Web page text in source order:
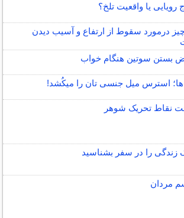
رویایی یا واقعیت تلخ؟
درمورد سقوط از ارتفاع و آسیب دیدن
بستن سوتین هنگام خواب
ها؛ استرس میل جنسی تان را میکُشد!
نقاط تحریک شوهر
زندگی را در سفر بشناسید
مردان